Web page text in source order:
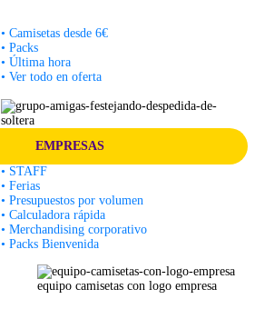
• Camisetas desde 6€
• Packs
• Última hora
• Ver todo en oferta
EMPRESAS
• STAFF
• Ferias
• Presupuestos por volumen
• Calculadora rápida
• Merchandising corporativo
• Packs Bienvenida
equipo camisetas con logo empresa